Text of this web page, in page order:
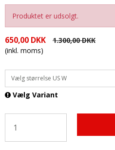
Produktet er udsolgt.
650,00 DKK
1.300,00 DKK
(inkl. moms)
Vælg størrelse US W
Vælg Variant